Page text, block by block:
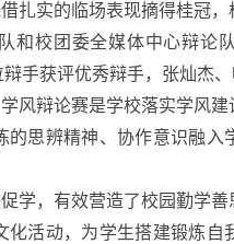
扎实的临场表现摘得桂冠
和校团委全媒体中心辩论
手获评优秀辩手，张灿杰、
风辩论赛是学校落实学风
的思辨精神、协作意识融入
学，有效营造了校园勤学
化活动，为学生搭建锻炼自